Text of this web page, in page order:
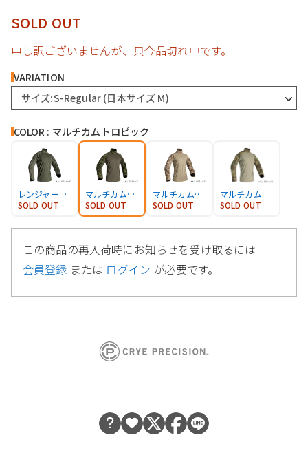
SOLD OUT
申し訳ございませんが、只今品切れ中です。
VARIATION
サイズ:S-Regular (日本サイズ M)
COLOR : マルチカムトロピック
レンジャーグリーン
SOLD OUT
マルチカムトロピック
SOLD OUT
マルチカムアリッド
SOLD OUT
マルチカム
SOLD OUT
この商品の再入荷時にお知らせを受け取るには
会員登録 または ログイン が必要です。